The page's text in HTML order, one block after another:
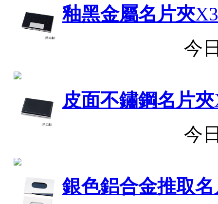
釉黑金屬名片夾
今
皮面不鏽鋼名片夾
今
銀色鋁合金推取